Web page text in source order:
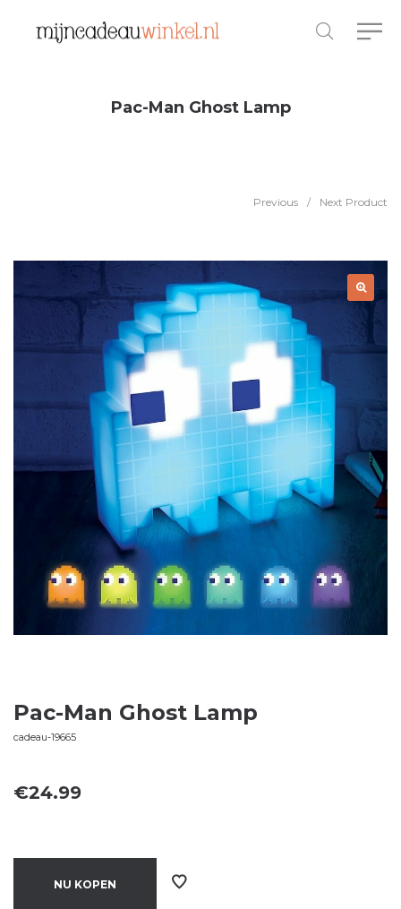
Pac-Man Ghost Lamp
Previous / Next Product
Pac-Man Ghost Lamp
cadeau-19665
€24.99
NU KOPEN